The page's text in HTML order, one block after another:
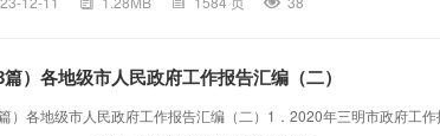
篇）各地级市人民政府工作报告汇编（二）
篇）各地级市人民政府工作报告汇编（二）1．2020年三明市政府工